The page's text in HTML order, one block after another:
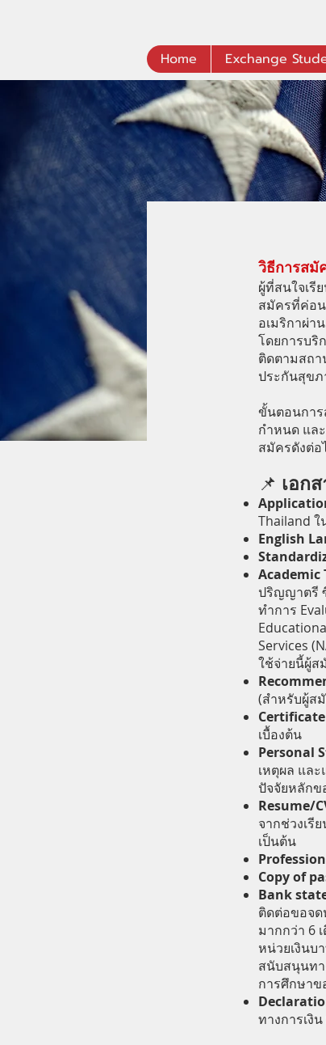
Home Exchange
วิธีการสมั
ผู้ที่สนใจเรี
สมัครที่ค่อน
อเมริกาผ่า
โดยการบริ
ติดตามสถา
ประกันสุขภ
ขั้นตอนกา
กำหนด แล
สมัครดังต่อ
📌 เอก
Thailand
English
Academic
ปริญญาตรี
ทำการ
Services
ใช้จ่ายนี้ผู้ส
(สำหรับผู้ส
เบื้องต้น
Personal
เหตุผล แล
ปัจจัยหลักข
Resume/
จากช่วงเรี
เป็นต้น
Copy of
Bank
ติดต่อขอจด
มากกว่า 6
หน่วยเงินบ
สนับสนุนทา
การศึกษา
ทางการเงิ